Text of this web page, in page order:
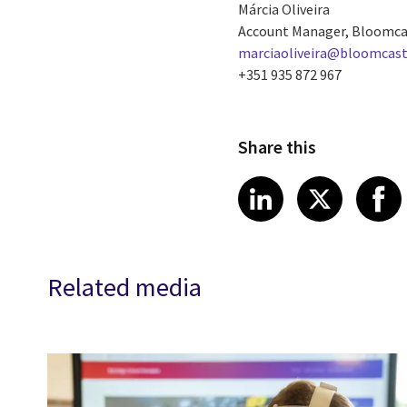
Márcia Oliveira
Account Manager,
+351 935 872 967
Share this
Share article
LinkedIn
Share
X
Related media